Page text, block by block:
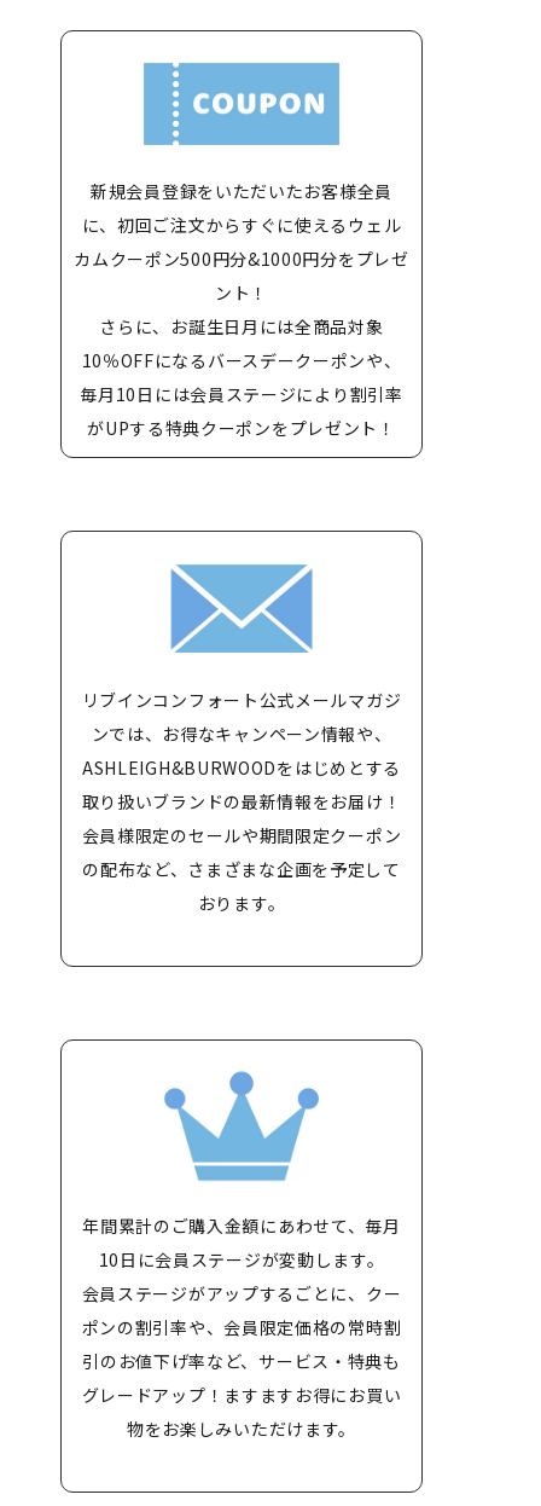
新規会員登録をいただいたお客様全員
に、初回ご注文からすぐに使えるウェル
カムクーポン500円分&1000円分をプレゼ
ント！
さらに、お誕生日月には全商品対象
10％OFFになるバースデークーポンや、
毎月10日には会員ステージにより割引率
がUPする特典クーポンをプレゼント！
リブインコンフォート公式メールマガジ
ンでは、お得なキャンペーン情報や、
ASHLEIGH&BURWOODをはじめとする
取り扱いブランドの最新情報をお届け！
会員様限定のセールや期間限定クーポン
の配布など、さまざまな企画を予定して
おります。
年間累計のご購入金額にあわせて、毎月
10日に会員ステージが変動します。
会員ステージがアップするごとに、クー
ポンの割引率や、会員限定価格の常時割
引のお値下げ率など、サービス・特典も
グレードアップ！ますますお得にお買い
物をお楽しみいただけます。